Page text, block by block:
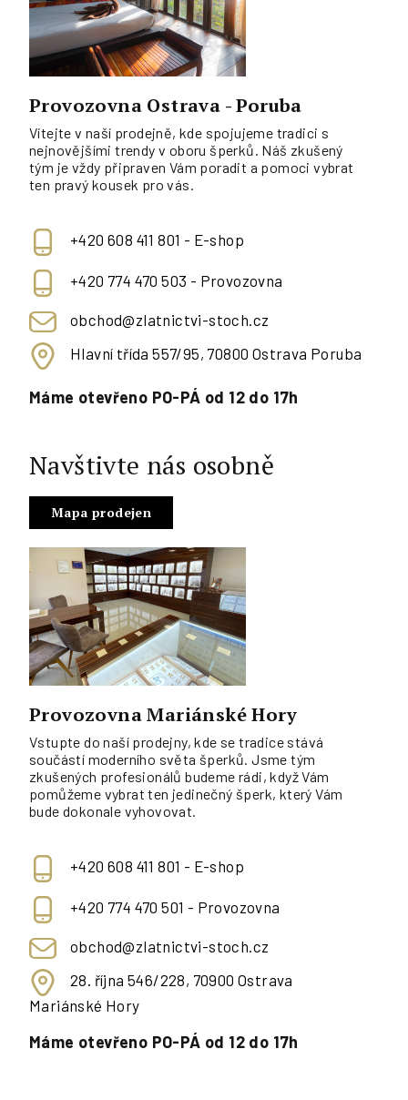
Provozovna Ostrava - Poruba
Vítejte v naší prodejně, kde spojujeme tradici s
nejnovějšími trendy v oboru šperků. Náš zkušený
tým je vždy připraven Vám poradit a pomoci vybrat
ten pravý kousek pro vás.
+420 608 411 801 - E-shop
+420 774 470 503 - Provozovna
obchod@zlatnictvi-stoch.cz
Hlavní třída 557/95, 70800 Ostrava Poruba
Máme otevřeno PO-PÁ od 12 do 17h
Navštivte nás osobně
Mapa prodejen
Provozovna Mariánské Hory
Vstupte do naší prodejny, kde se tradice stává
součástí moderního světa šperků. Jsme tým
zkušených profesionálů budeme rádi, když Vám
pomůžeme vybrat ten jedinečný šperk, který Vám
bude dokonale vyhovovat.
+420 608 411 801 - E-shop
+420 774 470 501 - Provozovna
obchod@zlatnictvi-stoch.cz
28. října 546/228, 70900 Ostrava
Mariánské Hory
Máme otevřeno PO-PÁ od 12 do 17h